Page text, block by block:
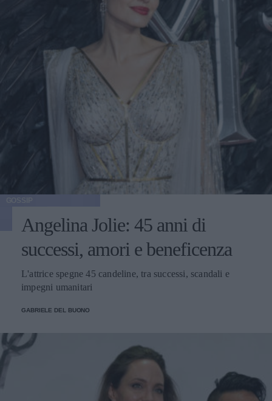
Angelina Jolie: 45 anni di
successi, amori e beneficenza
L'attrice spegne 45 candeline, tra successi, scandali e
impegni umanitari
GABRIELE DEL BUONO